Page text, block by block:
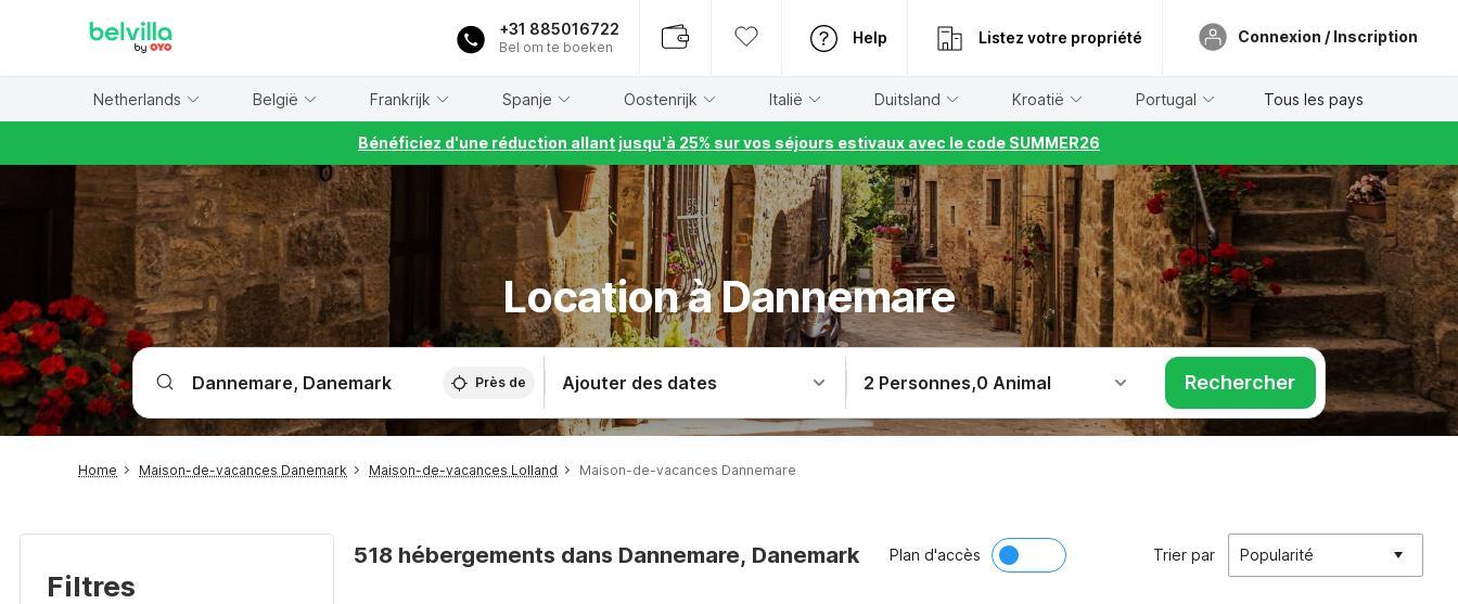
+31 885016722
Bel om te boeken
Help Listez votre propriété Connexion / Inscription
Netherlands België Frankrijk Spanje Oostenrijk Italië Duitsland Kroatië Portugal Tous les pays
Bénéficiez d'une réduction allant jusqu'à 25% sur vos séjours estivaux avec le code SUMMER26
Location à Dannemare
Près de Ajouter des dates 2 Personnes,0 Animal Rechercher
Home Maison-de-vacances Danemark Maison-de-vacances Lolland Maison-de-vacances Dannemare
Filtres
518 hébergements dans Dannemare, Danemark Plan d'accès Trier par Popularité